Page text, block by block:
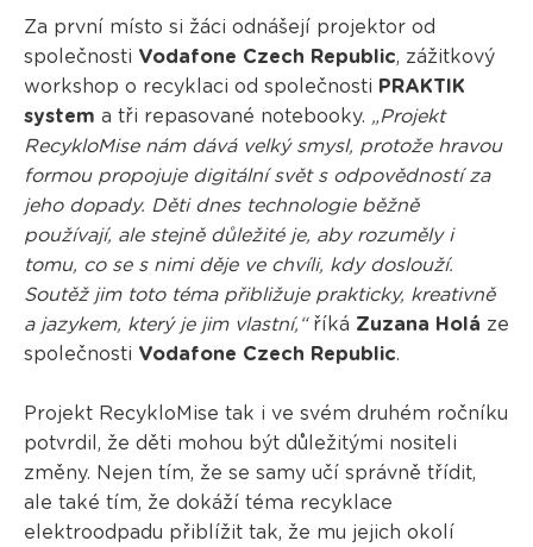
Za první místo si žáci odnášejí projektor od
společnosti Vodafone Czech Republic, zážitkový
workshop o recyklaci od společnosti PRAKTIK
system a tři repasované notebooky. „Projekt
RecykloMise nám dává velký smysl, protože hravou
formou propojuje digitální svět s odpovědností za
jeho dopady. Děti dnes technologie běžně
používají, ale stejně důležité je, aby rozuměly i
tomu, co se s nimi děje ve chvíli, kdy doslouží.
Soutěž jim toto téma přibližuje prakticky, kreativně
a jazykem, který je jim vlastní,“říká Zuzana Holá ze
společnosti Vodafone Czech Republic.
Projekt RecykloMise tak i ve svém druhém ročníku
potvrdil, že děti mohou být důležitými nositeli
změny. Nejen tím, že se samy učí správně třídit,
ale také tím, že dokáží téma recyklace
elektroodpadu přiblížit tak, že mu jejich okolí